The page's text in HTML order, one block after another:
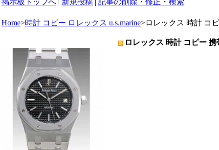
Home>時計 コピー ロレックス u.s.marine>ロレックス 時計 コ
ロレックス 時計 コピー